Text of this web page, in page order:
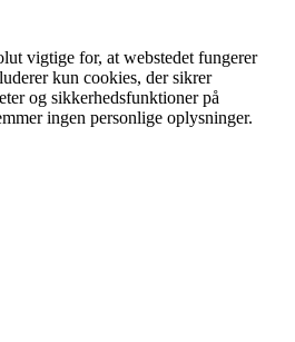
vigtige for, at webstedet fungerer
kun cookies, der sikrer
og sikkerhedsfunktioner på
ingen personlige oplysninger.